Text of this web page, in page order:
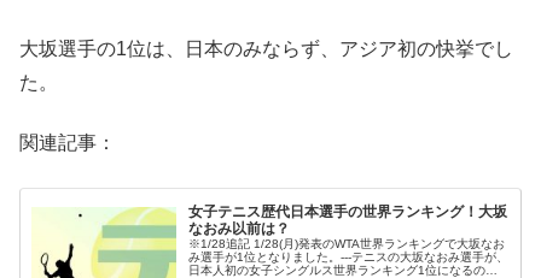
大坂選手の1位は、日本のみならず、アジア初の快挙でし
た。
関連記事：
女子テニス歴代日本選手の世界ランキング！大坂
なおみ以前は？
※1/28追記 1/28(月)発表のWTA世界ランキングで大坂なお
み選手が1位となりました。---テニスの大坂なおみ選手が、
日本人初の女子シングルス世界ランキング1位になるので